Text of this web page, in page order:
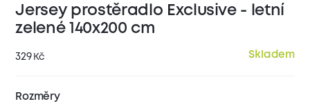
Jersey prostěradlo Exclusive - letní
zelené 140x200 cm
329 Kč Skladem
Rozměry